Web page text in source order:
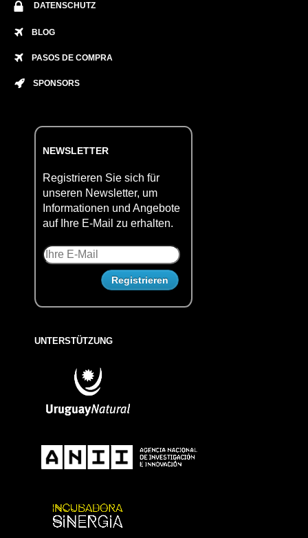
DATENSCHUTZ
BLOG
PASOS DE COMPRA
SPONSORS
NEWSLETTER
Registrieren Sie sich für
unseren Newsletter, um
Informationen und Angebote
auf Ihre E-Mail zu erhalten.
UNTERSTÜTZUNG